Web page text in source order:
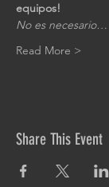
equipos!
No es necesario…
Read More >
Share This Event